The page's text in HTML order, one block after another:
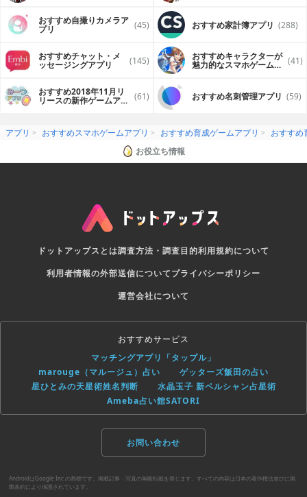
おすすめ自撮りカメラア
プリ (45) おすすめ家計簿アプリ (288)
おすすめチャット・メ
ッセージングアプリ (145) おすすめキャラクターが
魅力的なスマホゲームア (41)
おすすめ2018年11月リ
リースの新作ゲームアプ (61) おすすめ名刺管理アプリ (59)
アプリ おすすめスマホゲームアプリ おすすめ育成ゲームアプリ
おすすめ
お役立ち情報
ドットアップスとは調査方法・調査目的利用規約について
利用者情報の外部送信についてプライバシーポリシー
運営会社について
おすすめサービス
マッチングアプリ「タップル」
marouge（マルージュ）占い
ゲッターズ飯田の占い
星ひとみの天星術姓名判断
水晶玉子 新ペルシャン占星術
Ameba占い館SATORI
お問い合わせ
AndroidはGoogle Inc.の商標です。掲載記事・写真の無断転載を禁じます。すべての内容は日本の著作権法並びに国
際条約により保護されています。